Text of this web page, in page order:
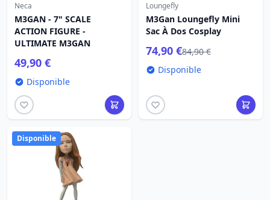
Neca
M3GAN - 7" SCALE
ACTION FIGURE -
ULTIMATE M3GAN
49,90 €
Disponible
Loungefly
M3Gan Loungefly Mini
Sac À Dos Cosplay
74,90 €84,90 €
Disponible
Disponible